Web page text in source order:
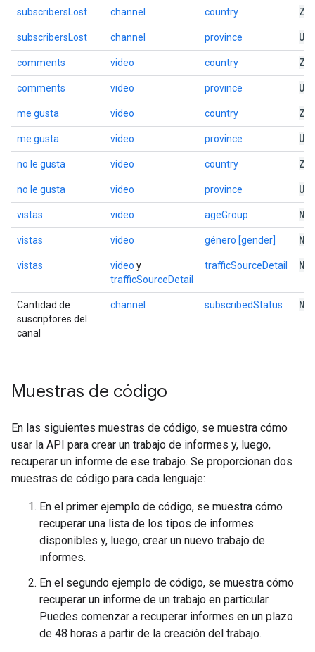
subscribersLost channel country ZZ
subscribersLost channel province
comments video country ZZ
comments video province
me gusta video country ZZ
me gusta video province
no le gusta video country ZZ
no le gusta video province
vistas video ageGroup
vistas video género [gender]
vistas video y
trafficSourceDetail
trafficSourceDetail
Cantidad de
suscriptores del
canal
channel subscribedStatus
Muestras de código
En las siguientes muestras de código, se muestra cómo
usar la API para crear un trabajo de informes y, luego,
recuperar un informe de ese trabajo. Se proporcionan dos
muestras de código para cada lenguaje:
En el primer ejemplo de código, se muestra cómo
recuperar una lista de los tipos de informes
disponibles y, luego, crear un nuevo trabajo de
informes.
En el segundo ejemplo de código, se muestra cómo
recuperar un informe de un trabajo en particular.
Puedes comenzar a recuperar informes en un plazo
de 48 horas a partir de la creación del trabajo.